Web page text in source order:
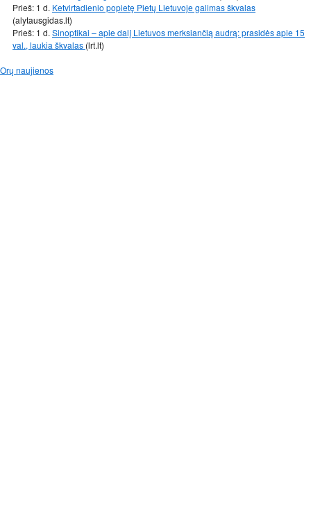
Prieš: 1 d. Ketvirtadienio popietę Pietų Lietuvoje galimas škvalas
(alytausgidas.lt)
Prieš: 1 d. Sinoptikai – apie dalį Lietuvos merksiančią audrą: prasidės apie 15
val., laukia škvalas (lrt.lt)
Orų naujienos